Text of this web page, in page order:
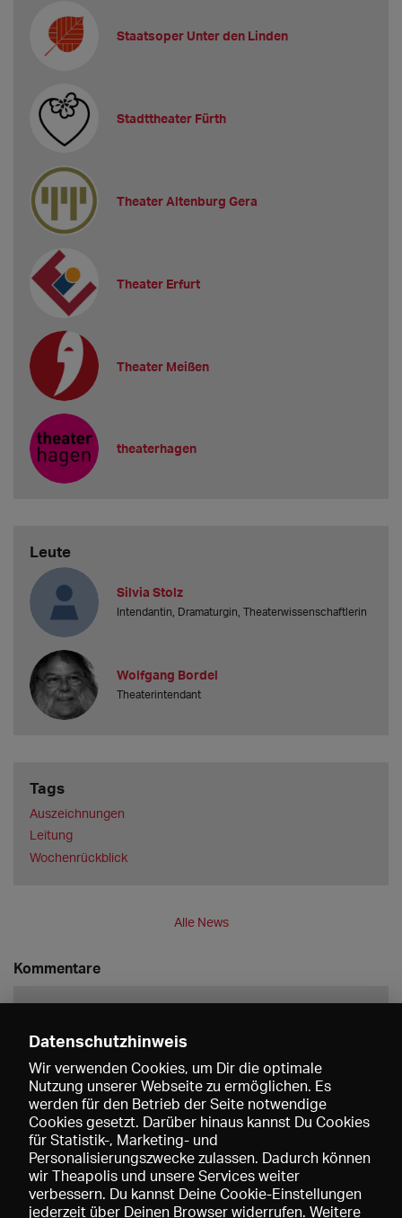
Staatsoper Unter den Linden
Stadttheater Fürth
Theater Altenburg Gera
Theater Erfurt
Theater Meißen
theaterhagen
Leute
Silvia Stolz
Intendantin, Dramaturgin, Theaterwissenschaftlerin
Wolfgang Bordel
Theaterintendant
Tags
Auszeichnungen
Leitung
Wochenrückblick
Alle News
Kommentare
Speichern
Datenschutzhinweis
Wir verwenden Cookies, um Dir die optimale
Nutzung unserer Webseite zu ermöglichen. Es
werden für den Betrieb der Seite notwendige
Cookies gesetzt. Darüber hinaus kannst Du Cookies
für Statistik-, Marketing- und
Personalisierungszwecke zulassen. Dadurch können
wir Theapolis und unsere Services weiter
verbessern. Du kannst Deine Cookie-Einstellungen
jederzeit über Deinen Browser widerrufen. Weitere